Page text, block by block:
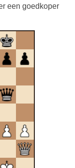
een goedkoper